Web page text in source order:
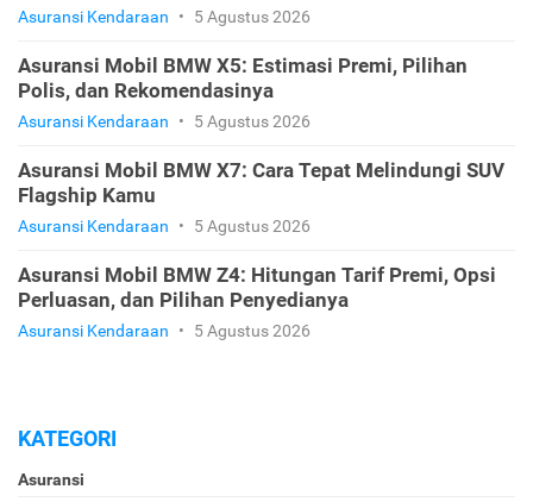
Asuransi Kendaraan • 5 Agustus 2026
Asuransi Mobil BMW X5: Estimasi Premi, Pilihan
Polis, dan Rekomendasinya
Asuransi Kendaraan • 5 Agustus 2026
Asuransi Mobil BMW X7: Cara Tepat Melindungi SUV
Flagship Kamu
Asuransi Kendaraan • 5 Agustus 2026
Asuransi Mobil BMW Z4: Hitungan Tarif Premi, Opsi
Perluasan, dan Pilihan Penyedianya
Asuransi Kendaraan • 5 Agustus 2026
KATEGORI
Asuransi